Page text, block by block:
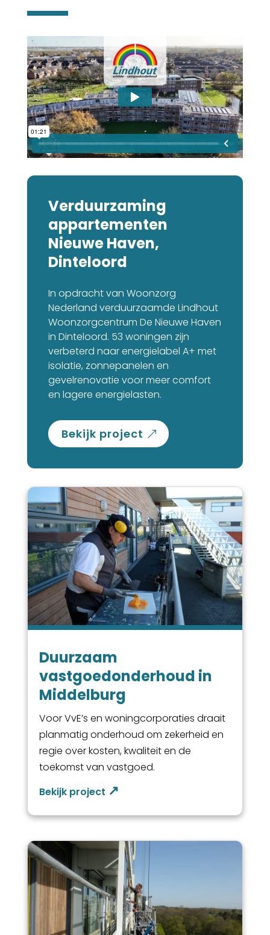
Verduurzaming
appartementen
Nieuwe Haven,
Dinteloord
In opdracht van Woonzorg
Nederland verduurzaamde Lindhout
Woonzorgcentrum De Nieuwe Haven
in Dinteloord. 53 woningen zijn
verbeterd naar energielabel A+ met
isolatie, zonnepanelen en
gevelrenovatie voor meer comfort
en lagere energielasten.
bekijk project
Duurzaam
vastgoedonderhoud in
Middelburg
Voor VvE’s en woningcorporaties draait
planmatig onderhoud om zekerheid en
regie over kosten, kwaliteit en de
toekomst van vastgoed.